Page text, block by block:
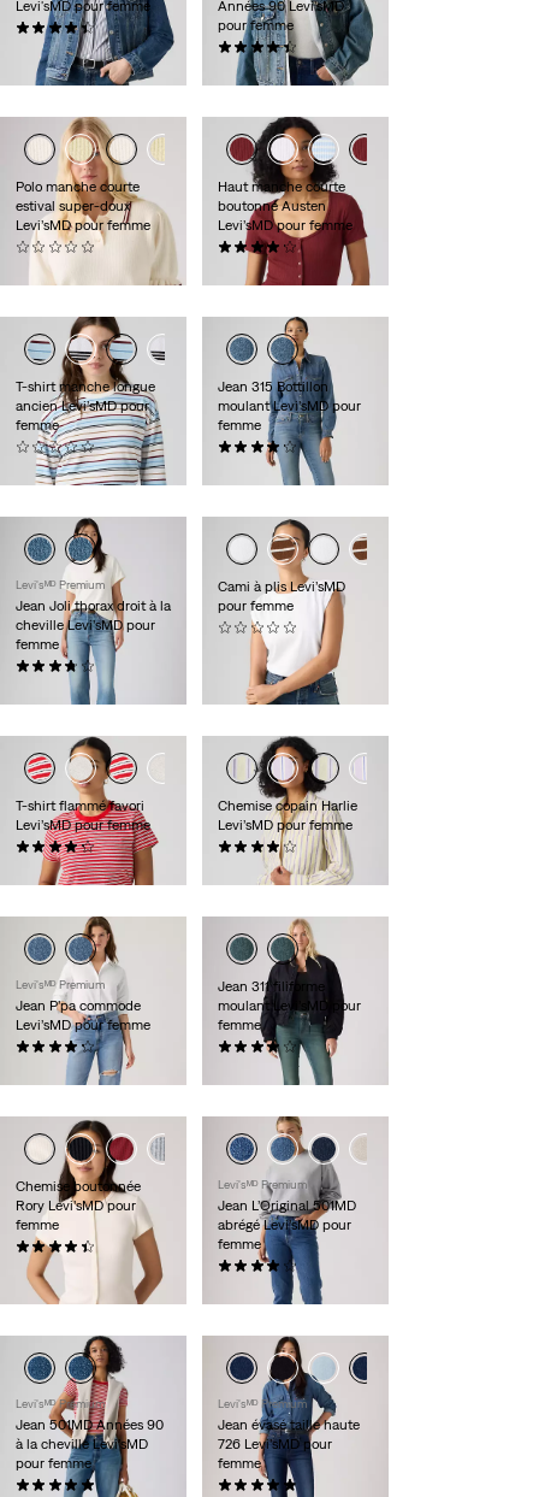
Levi'sMD pour femme
(190)
118,00 $
Années 90 Levi’sMD
pour femme
(171)
118,00 $
Polo manche courte
estival super-doux
Levi’sMD pour femme
(0)
75,00 $
Haut manche courte
boutonné Austen
Levi’sMD pour femme
(6)
34,95 $
T-shirt manche longue
ancien Levi’sMD pour
femme
(0)
40,00 $
Jean 315 Bottillon
moulant Levi’sMD pour
femme
(732)
Levi'sᴹᴰ Premium
Jean Joli thorax droit à la
cheville Levi’sMD pour
femme
(129)
Cami à plis Levi’sMD
pour femme
30,00 $
T-shirt flammé favori
Levi’sMD pour femme
(42)
30,00 $
Chemise copain Harlie
Levi’sMD pour femme
(100)
79,95 $
Levi'sᴹᴰ Premium
Jean P’pa commode
Levi’sMD pour femme
(46)
128,00 $
Jean 311 filiforme
moulant Levi’sMD pour
femme
(68)
Chemise boutonnée
Rory Levi’sMD pour
femme
40,00 $
Levi'sᴹᴰ Premium
Jean L’Original 501MD
abrégé Levi’sMD pour
femme
(207)
Levi'sᴹᴰ Premium
Jean 501MD Années 90
à la cheville Levi’sMD
pour femme
Levi'sᴹᴰ Premium
Jean évasé taille haute
726 Levi’sMD pour
femme